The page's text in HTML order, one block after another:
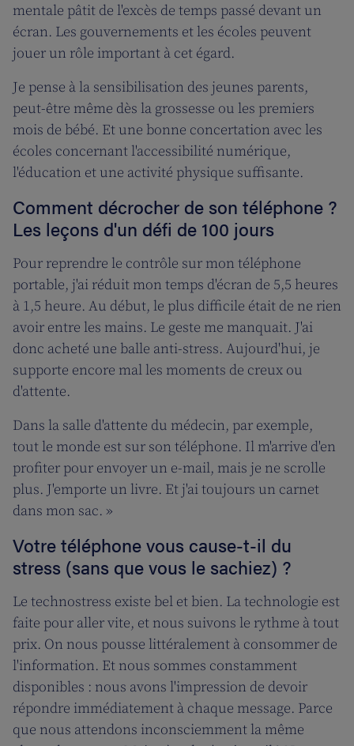
mentale pâtit de l'excès de temps passé devant un
écran. Les gouvernements et les écoles peuvent
jouer un rôle important à cet égard.
Je pense à la sensibilisation des jeunes parents,
peut-être même dès la grossesse ou les premiers
mois de bébé. Et une bonne concertation avec les
écoles concernant l'accessibilité numérique,
l'éducation et une activité physique suffisante.
Comment décrocher de son téléphone ?
Les leçons d'un défi de 100 jours
Pour reprendre le contrôle sur mon téléphone
portable, j'ai réduit mon temps d'écran de 5,5 heures
à 1,5 heure. Au début, le plus difficile était de ne rien
avoir entre les mains. Le geste me manquait. J'ai
donc acheté une balle anti-stress. Aujourd'hui, je
supporte encore mal les moments de creux ou
d'attente.
Dans la salle d'attente du médecin, par exemple,
tout le monde est sur son téléphone. Il m'arrive d'en
profiter pour envoyer un e-mail, mais je ne scrolle
plus. J'emporte un livre. Et j'ai toujours un carnet
dans mon sac. »
Votre téléphone vous cause-t-il du
stress (sans que vous le sachiez) ?
Le technostress existe bel et bien. La technologie est
faite pour aller vite, et nous suivons le rythme à tout
prix. On nous pousse littéralement à consommer de
l'information. Et nous sommes constamment
disponibles : nous avons l'impression de devoir
répondre immédiatement à chaque message. Parce
que nous attendons inconsciemment la même